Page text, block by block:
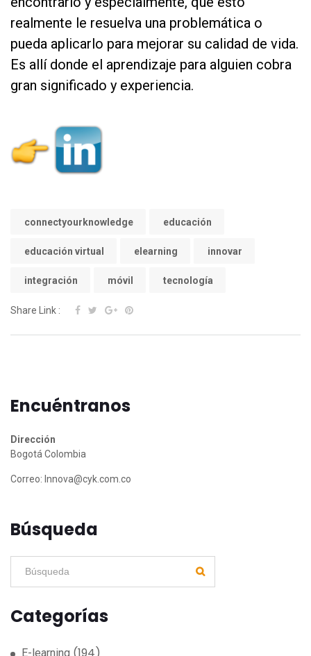
realmente le resuelva una problemática o
pueda aplicarlo para mejorar su calidad de vida.
Es allí donde el aprendizaje para alguien cobra
gran significado y experiencia.
connectyourknowledge educación
educación virtual elearning innovar
integración móvil tecnología
Share Link :
Encuéntranos
Dirección
Bogotá Colombia
Correo: Innova@cyk.com.co
Búsqueda
Categorías
E-learning